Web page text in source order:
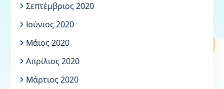
Σεπτέμβριος 2020
Ιούνιος 2020
Μάιος 2020
Απρίλιος 2020
Μάρτιος 2020